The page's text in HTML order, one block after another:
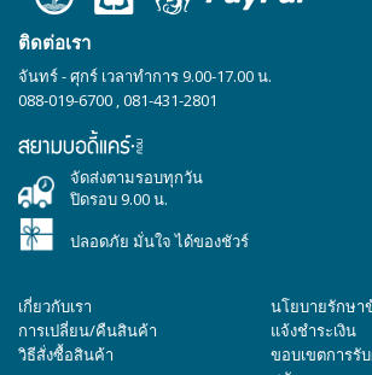
ติดต่อเรา
จันทร์ - ศุกร์ เวลาทำการ 9.00-17.00 น.
088-019-6700 ,081-431-2801
จัดส่งตามรอบทุกวัน
ปิดรอบ 9.00 น.
ปลอดภัย มั่นใจ ได้ของชัวร์
เกี่ยวกับเรา
นโยบายรักษา
การเปลี่ยน/คืนสินค้า
แจ้งชำระเงิน
วิธีสั่งซื้อสินค้า
ขอบเขตการรั